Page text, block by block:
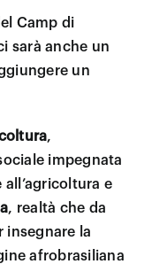
Camp di
sarà anche un
un
,
impegnata
e
, realtà che da
insegnare la
afrobrasiliana